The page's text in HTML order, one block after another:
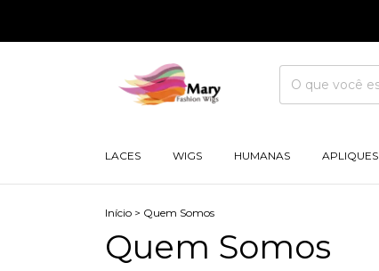
LACES WIGS HUMANAS APLIQUES
Início > Quem Somos
Quem Somos